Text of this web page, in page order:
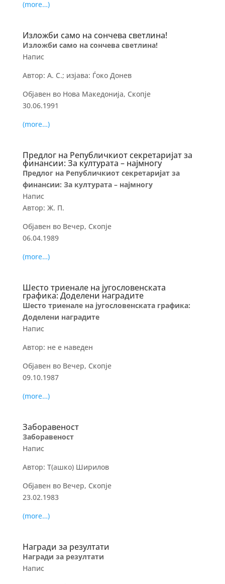
(more…)
Изложби само на сончева светлина!
Изложби само на сончева светлина!
Напис
Автор: А. С.; изјава: Ѓоко Донев
Објавен во Нова Македонија, Скопје
30.06.1991
(more…)
Предлог на Републичкиот секретаријат за
финансии: За културата – најмногу
Предлог на Републичкиот секретаријат за
финансии: За културата – најмногу
Напис
Автор: Ж. П.
Објавен во Вечер, Скопје
06.04.1989
(more…)
Шесто триенале на југословенската
графика: Доделени наградите
Шесто триенале на југословенската графика:
Доделени наградите
Напис
Автор: не е наведен
Објавен во Вечер, Скопје
09.10.1987
(more…)
Заборавеност
Заборавеност
Напис
Автор: Т(ашко) Ширилов
Објавен во Вечер, Скопје
23.02.1983
(more…)
Награди за резултати
Награди за резултати
Напис